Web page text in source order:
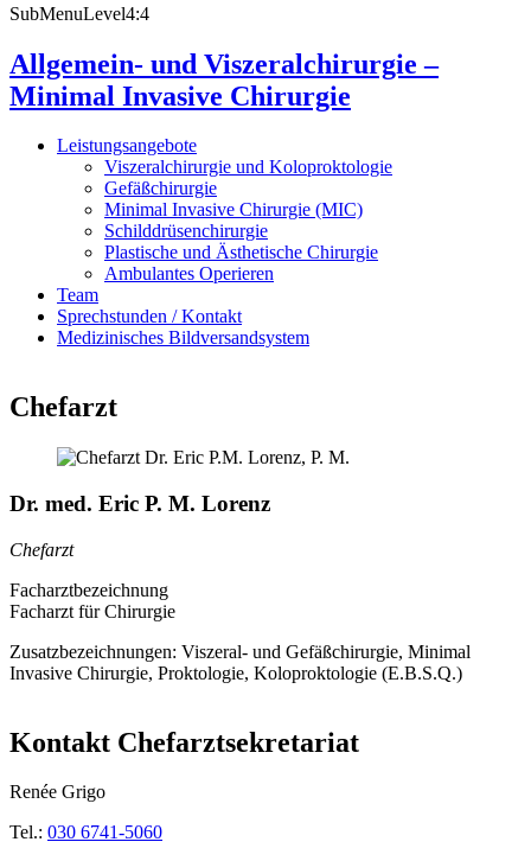
SubMenuLevel4:4
Allgemein- und Viszeralchirurgie –
Minimal Invasive Chirurgie
Leistungsangebote
Viszeralchirurgie und Koloproktologie
Gefäßchirurgie
Minimal Invasive Chirurgie (MIC)
Schilddrüsenchirurgie
Plastische und Ästhetische Chirurgie
Ambulantes Operieren
Team
Sprechstunden / Kontakt
Medizinisches Bildversandsystem
Chefarzt
Dr. med. Eric P. M. Lorenz
Chefarzt
Facharztbezeichnung
Facharzt für Chirurgie
Zusatzbezeichnungen: Viszeral- und Gefäßchirurgie, Minimal
Invasive Chirurgie, Proktologie, Koloproktologie (E.B.S.Q.)
Kontakt Chefarztsekretariat
Renée Grigo
Tel.: 030 6741-5060